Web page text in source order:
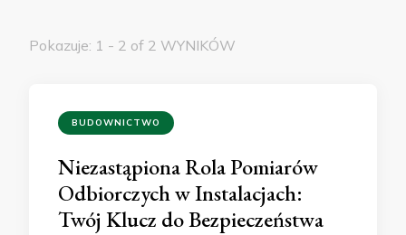
Pokazuje: 1 - 2 of 2 WYNIKÓW
BUDOWNICTWO
Niezastąpiona Rola Pomiarów
Odbiorczych w Instalacjach:
Twój Klucz do Bezpieczeństwa